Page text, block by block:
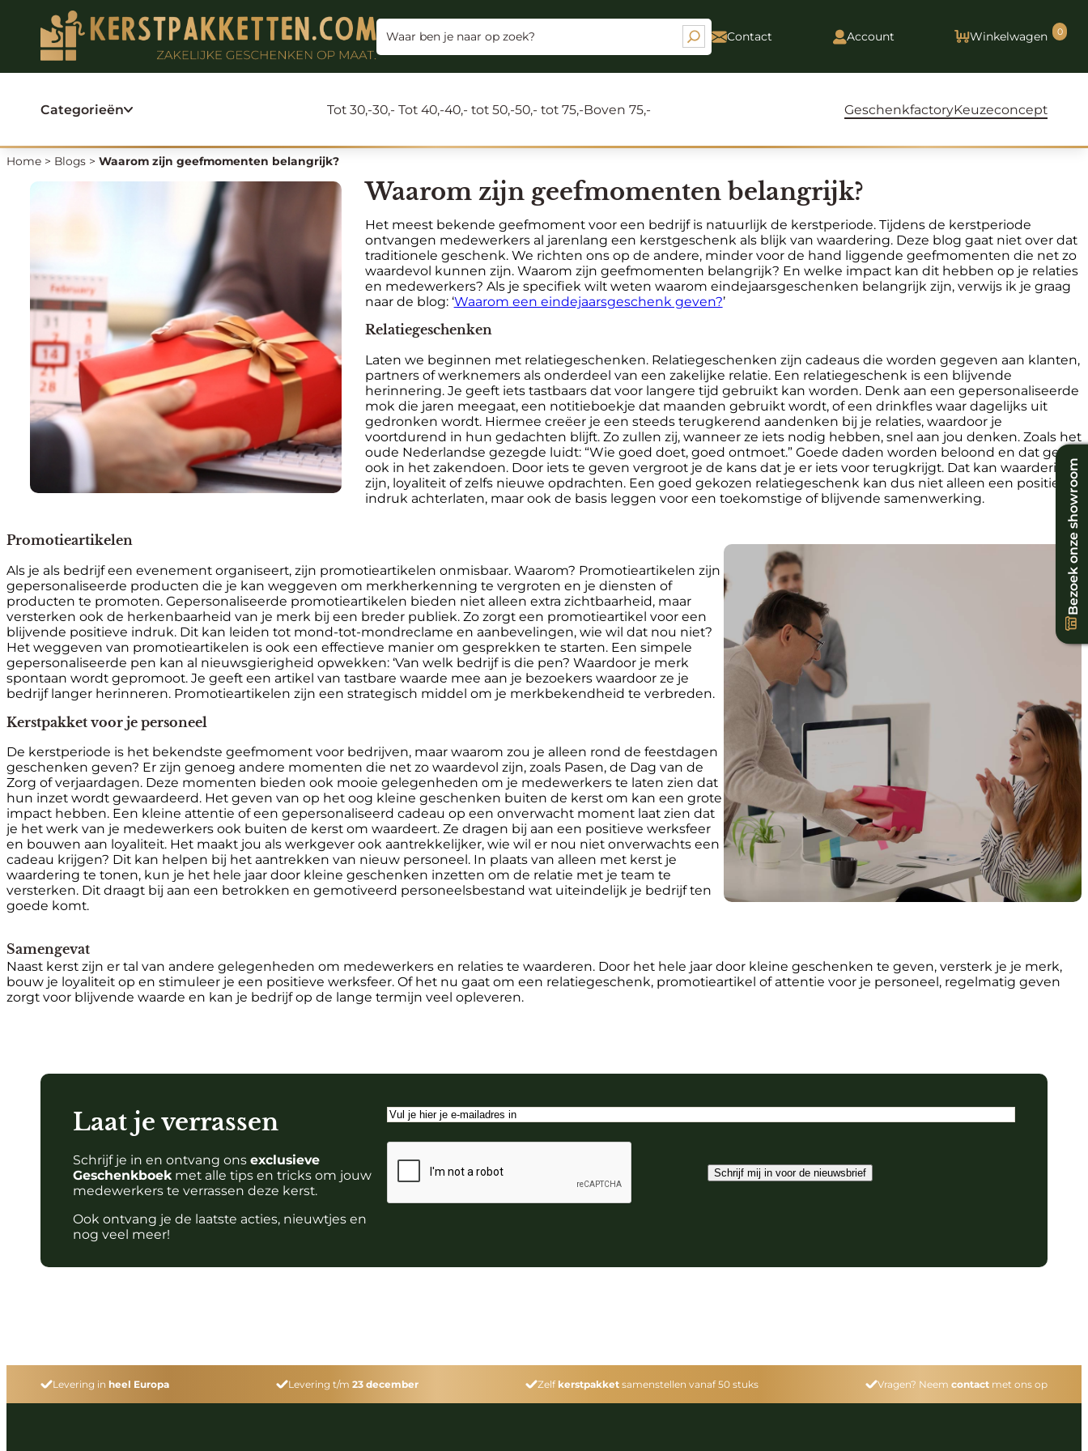
inhoud
Contact Account Winkelwagen 0
Categorieën Tot 30,-30,- Tot 40,-40,- tot 50,-50,- tot 75,-Boven 75,- GeschenkfactoryKeuzeconcept
Bezoek onze showroom
Home > Blogs > Waarom zijn geefmomenten belangrijk?
Waarom zijn geefmomenten belangrijk?
Het meest bekende geefmoment voor een bedrijf is natuurlijk de kerstperiode. Tijdens de kerstperiode
ontvangen medewerkers al jarenlang een kerstgeschenk als blijk van waardering. Deze blog gaat niet over dat
traditionele geschenk. We richten ons op de andere, minder voor de hand liggende geefmomenten die net zo
waardevol kunnen zijn. Waarom zijn geefmomenten belangrijk? En welke impact kan dit hebben op je relaties
en medewerkers? Als je specifiek wilt weten waarom eindejaarsgeschenken belangrijk zijn, verwijs ik je graag
naar de blog: ‘Waarom een eindejaarsgeschenk geven?’
Relatiegeschenken
Laten we beginnen met relatiegeschenken. Relatiegeschenken zijn cadeaus die worden gegeven aan klanten,
partners of werknemers als onderdeel van een zakelijke relatie. Een relatiegeschenk is een blijvende
herinnering. Je geeft iets tastbaars dat voor langere tijd gebruikt kan worden. Denk aan een gepersonaliseerde
mok die jaren meegaat, een notitieboekje dat maanden gebruikt wordt, of een drinkfles waar dagelijks uit
gedronken wordt. Hiermee creëer je een steeds terugkerend aandenken bij je relaties, waardoor je
voortdurend in hun gedachten blijft. Zo zullen zij, wanneer ze iets nodig hebben, snel aan jou denken. Zoals het
oude Nederlandse gezegde luidt: “Wie goed doet, goed ontmoet.” Goede daden worden beloond en dat geldt
ook in het zakendoen. Door iets te geven vergroot je de kans dat je er iets voor terugkrijgt. Dat kan waardering
zijn, loyaliteit of zelfs nieuwe opdrachten. Een goed gekozen relatiegeschenk kan dus niet alleen een positieve
indruk achterlaten, maar ook de basis leggen voor een toekomstige of blijvende samenwerking.
Promotieartikelen
Als je als bedrijf een evenement organiseert, zijn promotieartikelen onmisbaar. Waarom? Promotieartikelen zijn
gepersonaliseerde producten die je kan weggeven om merkherkenning te vergroten en je diensten of
producten te promoten. Gepersonaliseerde promotieartikelen bieden niet alleen extra zichtbaarheid, maar
versterken ook de herkenbaarheid van je merk bij een breder publiek. Zo zorgt een promotieartikel voor een
blijvende positieve indruk. Dit kan leiden tot mond-tot-mondreclame en aanbevelingen, wie wil dat nou niet?
Het weggeven van promotieartikelen is ook een effectieve manier om gesprekken te starten. Een simpele
gepersonaliseerde pen kan al nieuwsgierigheid opwekken: ‘Van welk bedrijf is die pen? Waardoor je merk
spontaan wordt gepromoot. Je geeft een artikel van tastbare waarde mee aan je bezoekers waardoor ze je
bedrijf langer herinneren. Promotieartikelen zijn een strategisch middel om je merkbekendheid te verbreden.
Kerstpakket voor je personeel
De kerstperiode is het bekendste geefmoment voor bedrijven, maar waarom zou je alleen rond de feestdagen
geschenken geven? Er zijn genoeg andere momenten die net zo waardevol zijn, zoals Pasen, de Dag van de
Zorg of verjaardagen. Deze momenten bieden ook mooie gelegenheden om je medewerkers te laten zien dat
hun inzet wordt gewaardeerd. Het geven van op het oog kleine geschenken buiten de kerst om kan een grote
impact hebben. Een kleine attentie of een gepersonaliseerd cadeau op een onverwacht moment laat zien dat
je het werk van je medewerkers ook buiten de kerst om waardeert. Ze dragen bij aan een positieve werksfeer
en bouwen aan loyaliteit. Het maakt jou als werkgever ook aantrekkelijker, wie wil er nou niet onverwachts een
cadeau krijgen? Dit kan helpen bij het aantrekken van nieuw personeel. In plaats van alleen met kerst je
waardering te tonen, kun je het hele jaar door kleine geschenken inzetten om de relatie met je team te
versterken. Dit draagt bij aan een betrokken en gemotiveerd personeelsbestand wat uiteindelijk je bedrijf ten
goede komt.
Samengevat
Naast kerst zijn er tal van andere gelegenheden om medewerkers en relaties te waarderen. Door het hele jaar door kleine geschenken te geven, versterk je je merk,
bouw je loyaliteit op en stimuleer je een positieve werksfeer. Of het nu gaat om een relatiegeschenk, promotieartikel of attentie voor je personeel, regelmatig geven
zorgt voor blijvende waarde en kan je bedrijf op de lange termijn veel opleveren.
Laat je verrassen
Schrijf je in en ontvang ons exclusieve
Geschenkboek met alle tips en tricks om jouw
medewerkers te verrassen deze kerst.
Ook ontvang je de laatste acties, nieuwtjes en
nog veel meer!
E-
mailadres
Schrijf mij in voor de nieuwsbrief
Levering in heel Europa Levering t/m 23 december Zelf kerstpakket samenstellen vanaf 50 stuks Vragen? Neem contact met ons op